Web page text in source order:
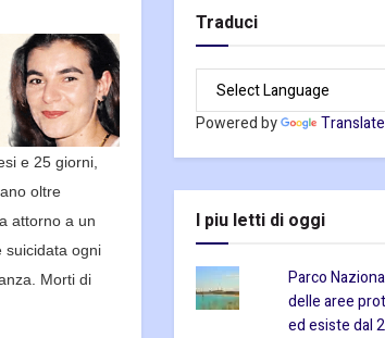
e 25 giorni,
oltre
attorno a un
suicidata ogni
Morti di
Traduci
Powered by Translate
I piu letti di oggi
Parco
delle aree
ed esiste dal